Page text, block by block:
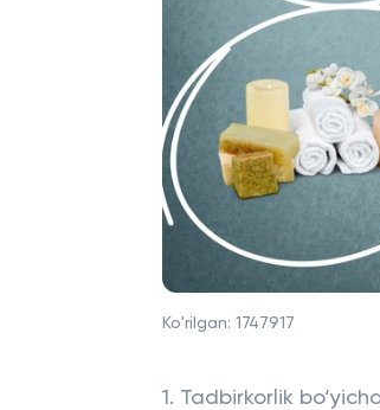
Ko'rilgan: 1747917
1. Tadbirkorlik